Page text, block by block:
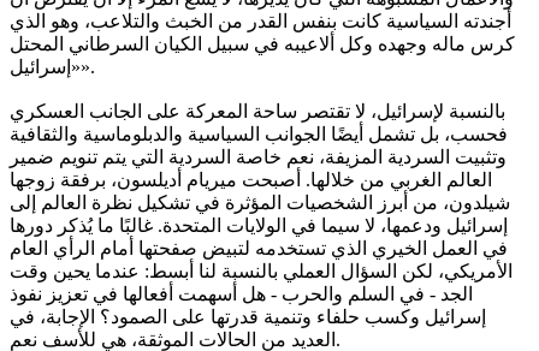
أجندته السياسية كانت بنفس القدر من الخبث والتلاعب، وهو الذي
كرس ماله وجهده وكل ألاعيبه في سبيل الكيان السرطاني المحتل
«إسرائيل».
بالنسبة لإسرائيل، لا تقتصر ساحة المعركة على الجانب العسكري
فحسب، بل تشمل أيضًا الجوانب السياسية والدبلوماسية والثقافية
وتثبيت السردية المزيفة، نعم خاصة السردية التي يتم تنويم ضمير
العالم الغربي من خلالها. أصبحت ميريام أديلسون، برفقة زوجها
شيلدون، من أبرز الشخصيات المؤثرة في تشكيل نظرة العالم إلى
إسرائيل ودعمها، لا سيما في الولايات المتحدة. غالبًا ما يُذكر دورها
في العمل الخيري الذي تستخدمه لتبيض صفحتها أمام الرأي العام
الأمريكي، لكن السؤال العملي بالنسبة لنا أبسط: عندما يحين وقت
الجد - في السلم والحرب - هل أسهمت أفعالها في تعزيز نفوذ
إسرائيل وكسب حلفاء وتنمية قدرتها على الصمود؟ الإجابة، في
العديد من الحالات الموثقة، هي للأسف نعم.